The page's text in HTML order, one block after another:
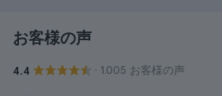
お客様の声
4.4 · 1.005 お客様の声